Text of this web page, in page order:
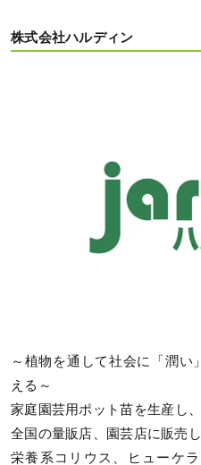
株式会社ハルディン
～植物を通して社会に「潤い
える～
家庭園芸用ポット苗を生産し
全国の量販店、園芸店に販売し
栄養系コリウス、ヒューケ